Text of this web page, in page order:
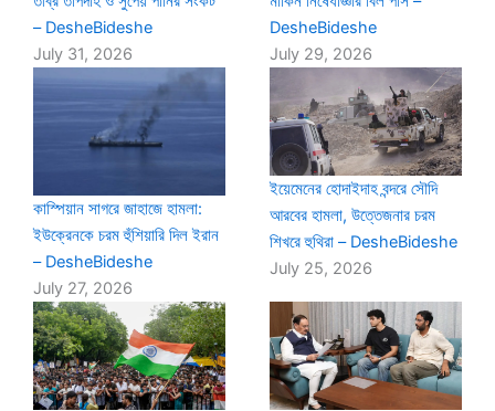
– DesheBideshe
July 31, 2026
DesheBideshe
July 29, 2026
কাস্পিয়ান সাগরে জাহাজে হামলা:
ইউক্রেনকে চরম হুঁশিয়ারি দিল ইরান
– DesheBideshe
July 27, 2026
ইয়েমেনের হোদাইদাহ বন্দরে সৌদি
আরবের হামলা, উত্তেজনার চরম
শিখরে হুথিরা – DesheBideshe
July 25, 2026